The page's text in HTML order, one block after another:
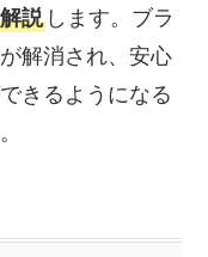
説 します。ブラ
解消され、安心
きるようになる